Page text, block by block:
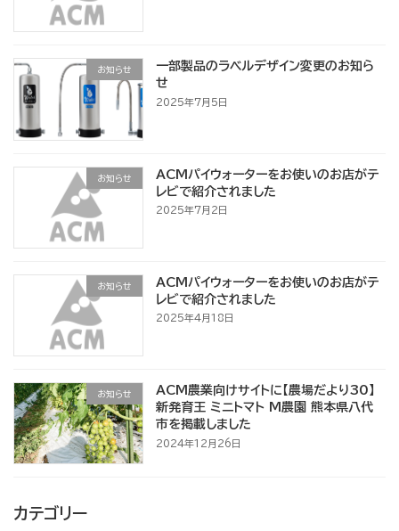
お知らせ
一部製品のラベルデザイン変更のお知ら
せ
2025年7月5日
お知らせ
ACMパイウォーターをお使いのお店がテ
レビで紹介されました
2025年7月2日
お知らせ
ACMパイウォーターをお使いのお店がテ
レビで紹介されました
2025年4月18日
お知らせ
ACM農業向けサイトに【農場だより30】
新発育王 ミニトマト M農園 熊本県八代
市を掲載しました
2024年12月26日
カテゴリー